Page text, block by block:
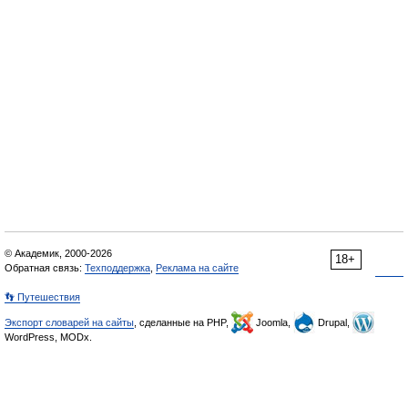
18+
© Академик, 2000-2026
Обратная связь: Техподдержка Реклама на сайте
👣 Путешествия
Экспорт словарей на сайты , сделанные на PHP, Joomla,
Drupal,
WordPress, MODx.